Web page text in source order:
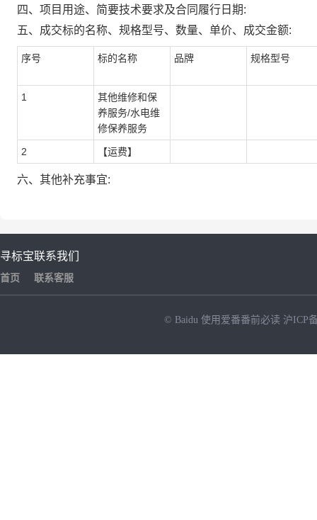
四、项目用途、简要技术要求及合同履行日期:
五、成交标的名称、规格型号、数量、单价、成交金额:
序号 标的名称 品牌 规格型号
1
其他维修和保
养服务/水电维
修保养服务
2 【运费】
六、其他补充事宜:
寻标宝
首页
联系我们
联系客服
© Baidu 使用爱番番前必读 沪ICP